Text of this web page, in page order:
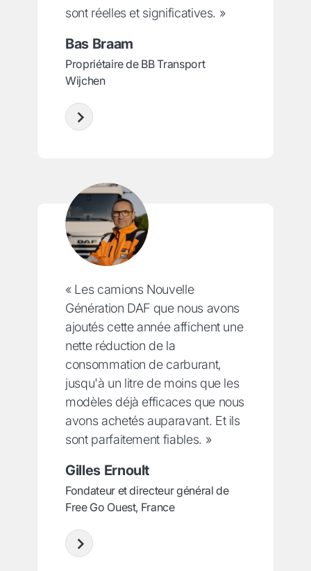
sont réelles et significatives. »
Bas Braam
Propriétaire de BB Transport
Wijchen
« Les camions Nouvelle
Génération DAF que nous avons
ajoutés cette année affichent une
nette réduction de la
consommation de carburant,
jusqu'à un litre de moins que les
modèles déjà efficaces que nous
avons achetés auparavant. Et ils
sont parfaitement fiables. »
Gilles Ernoult
Fondateur et directeur général de
Free Go Ouest, France